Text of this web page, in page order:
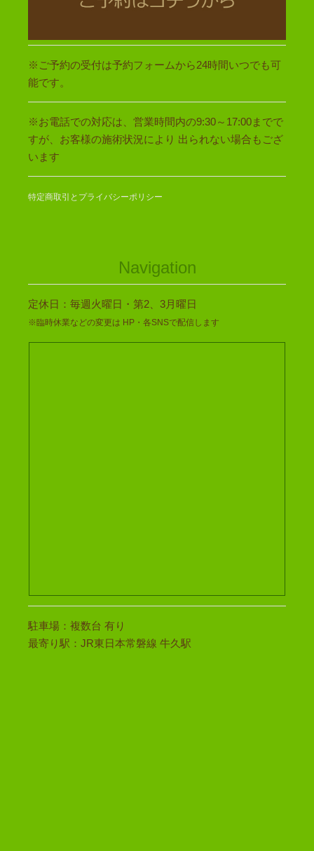
※ご予約の受付は予約フォームから24時間いつでも可
能です。
※お電話での対応は、営業時間内の9:30～17:00までで
すが、お客様の施術状況により 出られない場合もござ
います
特定商取引とプライバシーポリシー
Navigation
定休日：毎週火曜日・第2、3月曜日
※臨時休業などの変更は HP・各SNSで配信します
駐車場：複数台 有り
最寄り駅：JR東日本常磐線 牛久駅